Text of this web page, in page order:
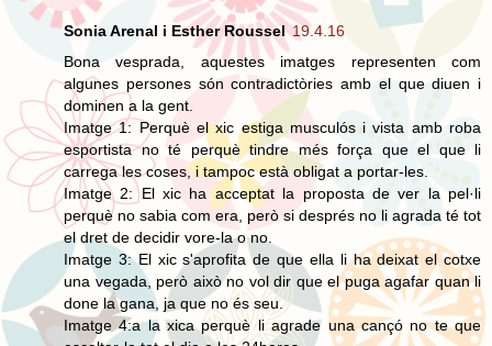
Sonia Arenal i Esther Roussel 19.4.16
Bona vesprada, aquestes imatges representen com
algunes persones són contradictòries amb el que diuen i
dominen a la gent.
Imatge 1: Perquè el xic estiga musculós i vista amb roba
esportista no té perquè tindre més força que el que li
carrega les coses, i tampoc està obligat a portar-les.
Imatge 2: El xic ha acceptat la proposta de ver la pel·li
perquè no sabia com era, però si després no li agrada té tot
el dret de decidir vore-la o no.
Imatge 3: El xic s'aprofita de que ella li ha deixat el cotxe
una vegada, però això no vol dir que el puga agafar quan li
done la gana, ja que no és seu.
Imatge 4:a la xica perquè li agrade una cançó no te que